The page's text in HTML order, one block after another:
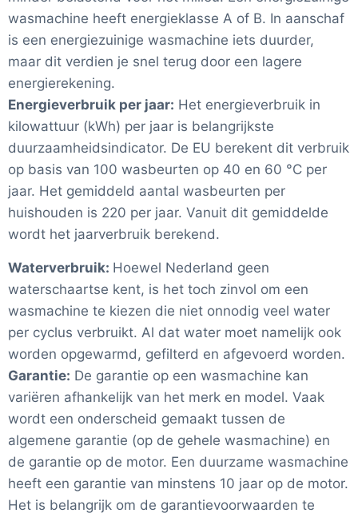
wasmachine heeft energieklasse A of B. In aanschaf
is een energiezuinige wasmachine iets duurder,
maar dit verdien je snel terug door een lagere
energierekening.
Energieverbruik per jaar: Het energieverbruik in
kilowattuur (kWh) per jaar is belangrijkste
duurzaamheidsindicator. De EU berekent dit verbruik
op basis van 100 wasbeurten op 40 en 60 °C per
jaar. Het gemiddeld aantal wasbeurten per
huishouden is 220 per jaar. Vanuit dit gemiddelde
wordt het jaarverbruik berekend.
Waterverbruik: Hoewel Nederland geen
waterschaartse kent, is het toch zinvol om een
wasmachine te kiezen die niet onnodig veel water
per cyclus verbruikt. Al dat water moet namelijk ook
worden opgewarmd, gefilterd en afgevoerd worden.
Garantie: De garantie op een wasmachine kan
variëren afhankelijk van het merk en model. Vaak
wordt een onderscheid gemaakt tussen de
algemene garantie (op de gehele wasmachine) en
de garantie op de motor. Een duurzame wasmachine
heeft een garantie van minstens 10 jaar op de motor.
Het is belangrijk om de garantievoorwaarden te